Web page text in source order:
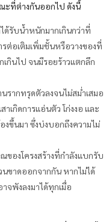
ะที่ต่างกันออกไป ดังนี้
ได้รับน้ำหนักมากเกินกว่าที่
ต่อเติมเพิ่มชั้นหรือวางของที่
กินไป จนมีรอยร้าวแตกลึก
รากทรุดตัวลงจนไม่สม่ำเสมอ
าเกิดการแอ่นตัว โก่งงอ และ
งขึ้นมา ซึ่งบ่งบอกถึงความไม่
ของโครงสร้างที่กำลังแบกรับ
ขาดออกจากกัน หากไม่ได้
จพังลงมาได้ทุกเมื่อ